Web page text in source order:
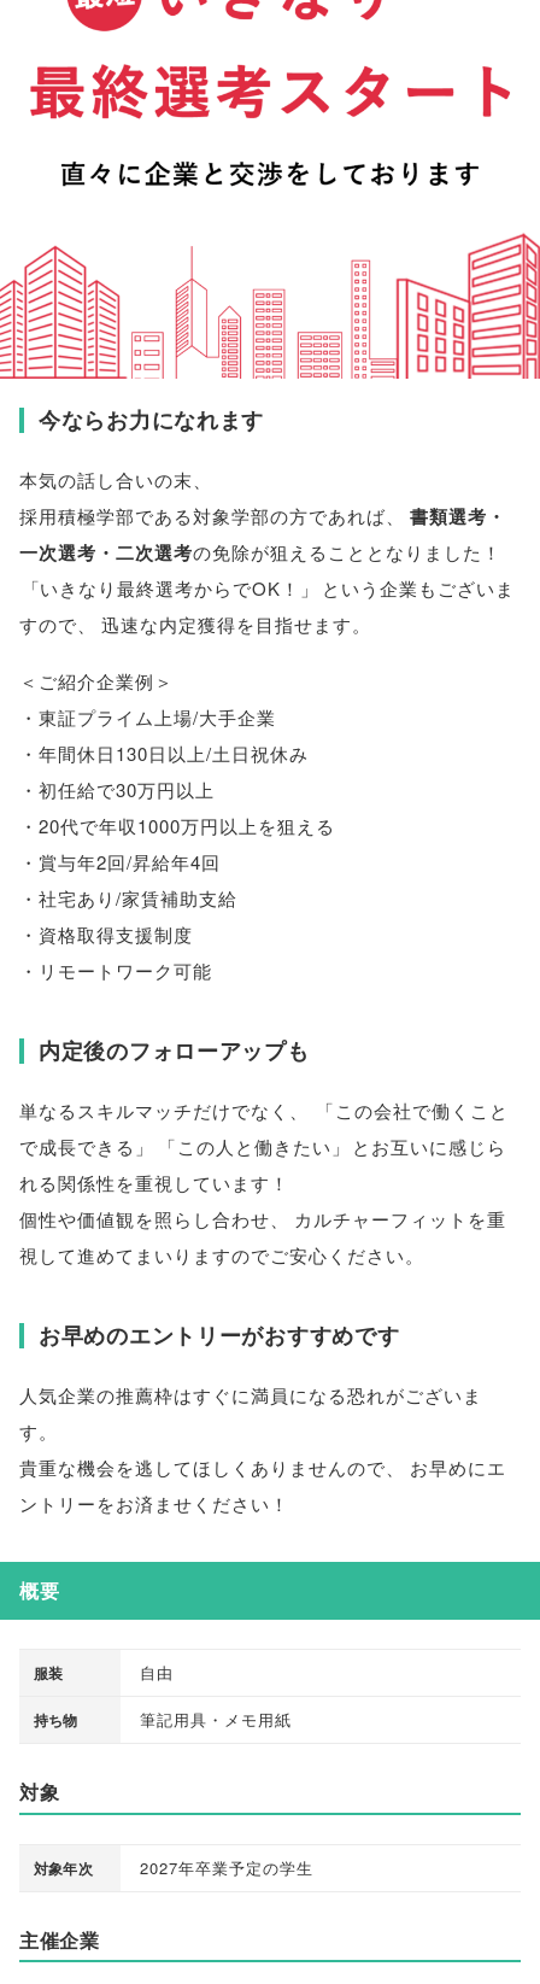
今ならお力になれます
本気の話し合いの末、
採用積極学部である対象学部の方であれば、
書類選考・
一次選考・二次選考の免除が狙えることとなりました！
「いきなり最終選考からでOK！ 」
という企業もございま
すので、 迅速な内定獲得を目指せます。
＜ご紹介企業例＞
・東証プライム上場/大手企業
・年間休日130日以上/土日祝休み
・初任給で30万円以上
・20代で年収1000万円以上を狙える
・賞与年2回/昇給年4回
・社宅あり/家賃補助支給
・資格取得支援制度
・リモートワーク可能
内定後のフォローアップも
単なるスキルマッチだけでなく 、 「この会社で働くこと
で成長できる 」 「この人と働きたい 」
とお互いに感じら
れる関係性を重視しています！
個性や価値観を照らし合わせ、
カルチャーフィットを重
視して進めてまいりますのでご安心ください。
お早めのエントリーがおすすめです
人気企業の推薦枠はすぐに満員になる恐れがございま
す。
貴重な機会を逃してほしくありませんので、
お早めにエ
ントリーをお済ませください！
概要
服装 自由
持ち物 筆記用具・メモ用紙
対象
対象年次 2027年卒業予定の学生
主催企業